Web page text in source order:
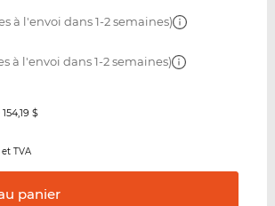
à l'envoi dans 1-2 semaines)
à l'envoi dans 1-2 semaines)
154,19 $
TVA
panier